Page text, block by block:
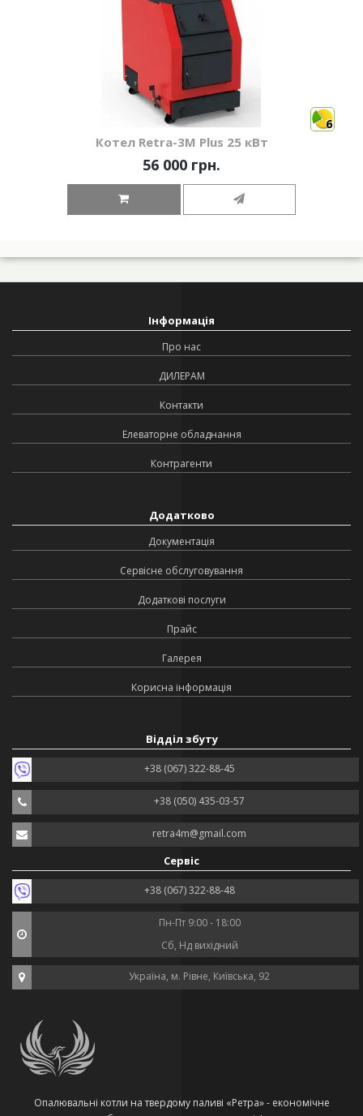
6
Котел Retra-3М Plus 25 кВт
56 000 грн.
Інформація
Про нас
ДИЛЕРАМ
Контакти
Елеваторне обладнання
Контрагенти
Додатково
Документація
Сервісне обслуговування
Додаткові послуги
Прайс
Галерея
Корисна інформація
Відділ збуту
+38 (067) 322-88-45
+38 (050) 435-03-57
retra4m@gmail.com
Сервіс
+38 (067) 322-88-48
Пн-Пт 9:00 - 18:00
Сб, Нд вихідний
Україна, м. Рівне, Київська, 92
Опалювальні котли на твердому паливі «Ретра» - економічне